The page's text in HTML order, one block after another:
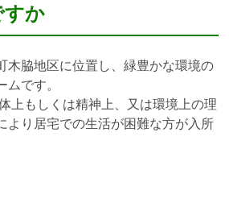
すか
木脇地区に位置し、緑豊かな環境の
です。
上もしくは精神上、又は環境上の理
より居宅での生活が困難な方が入所